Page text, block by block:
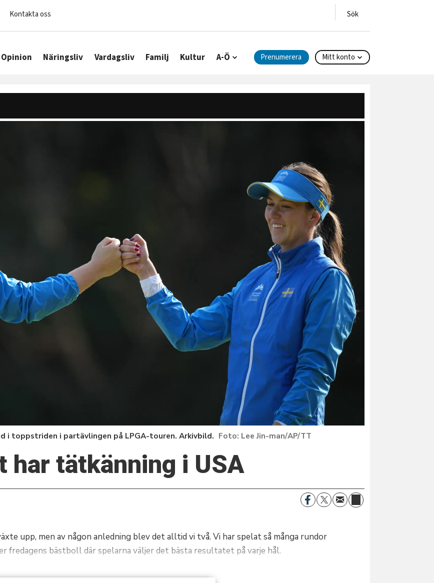
Kontakta oss
Opinion Näringsliv Vardagsliv Familj Kultur A-Ö Prenumerera Mitt konto
i toppstriden i partävlingen på LPGA-touren. Arkivbild. Lee Jin-man/AP/TT
har tätkänning i USA
upp, men av någon anledning blev det alltid vi två. Vi har spelat så många rundor
fredagens bästboll där spelarna väljer det bästa resultatet på varje hål.